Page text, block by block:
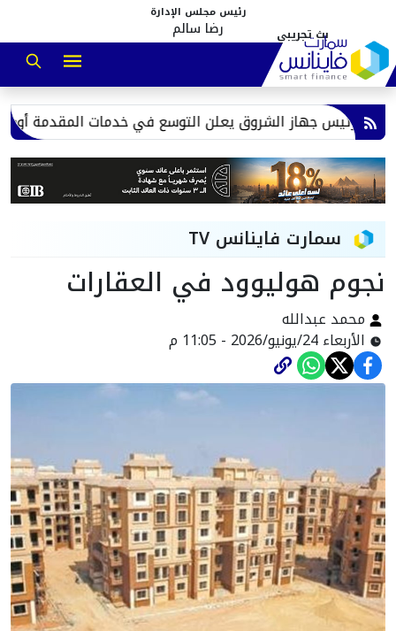
رئيس مجلس الإدارة
رضا سالم
رئيس جهاز الشروق يعلن التوسع في خدمات المقدمة أون لاين
سمارت فاينانس TV
نجوم هوليوود في العقارات
محمد عبدالله
الأربعاء 24/يونيو/2026 - 11:05 م